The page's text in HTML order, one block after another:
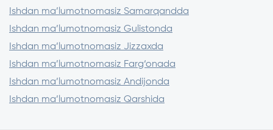
Ishdan ma’lumotnomasiz Samarqandda
Ishdan ma’lumotnomasiz Gulistonda
Ishdan ma’lumotnomasiz Jizzaxda
Ishdan ma’lumotnomasiz Farg‘onada
Ishdan ma’lumotnomasiz Andijonda
Ishdan ma’lumotnomasiz Qarshida